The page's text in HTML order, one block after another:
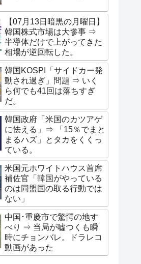
【07月13日暗黒の月曜日】
韓国株式市場は大惨事 ⇒
半導体だけで上がってきた
相場が逆回転した。
韓国KOSPI「サイドカー発
動され過ぎ」問題 ⇒ いく
ら何でも41回は落ちすぎ
だ。
韓国政府「米国のカツアゲ
に怯える」⇒ 「15％でまと
まるハズ」とタカをくくっ
ている。
米国元ホワイトハウス首席
補佐官「韓国がやっている
のは同盟国の取る行動では
ない」
中国･重慶市で驚愕の地す
べり ⇒ 当局が嘘つくも瞬
時にチョンバレ。ドラレコ
動画があった